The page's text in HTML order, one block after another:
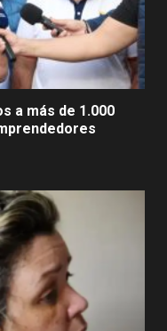
a más de 1.000